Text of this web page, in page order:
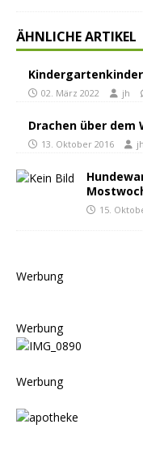
ÄHNLICHE ARTIKEL
02. März 2022 jh
Drachen über dem
13. Oktober 2016 jh
15.
Werbung
Werbung
Werbung